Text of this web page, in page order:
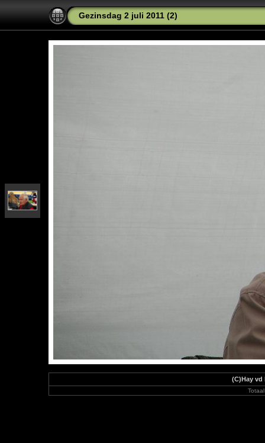
Gezinsdag 2 juli 2011 (2)
(C)Hay vd